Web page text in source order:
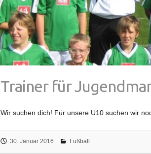
Trainer für
Wir suchen dich! Für unsere U10 suchen wir
30. Januar 2016 Fußball